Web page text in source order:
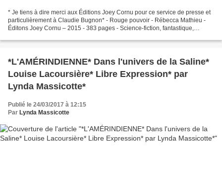
* Je tiens à dire merci aux Éditions Joey Cornu pour ce service de presse et
particulièrement à Claudie Bugnon* - Rouge pouvoir - Rébecca Mathieu -
Éditons Joey Cornu – 2015 - 383 pages - Science-fiction, fantastique,
*L'AMÉRINDIENNE* Dans l'univers de la Saline*
Louise Lacoursière* Libre Expression* par
Lynda Massicotte*
Publié le 24/03/2017 à 12:15
Par Lynda Massicotte